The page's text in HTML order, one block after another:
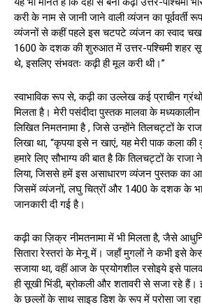
करी के नाम से जानी जाने वाली व्यंजन का पूर्ववर्ती
व्यंजनों से कहीं पहले इस चटपटे व्यंजन का स्वाद
1600 के दशक की शुरुआत में उत्तर-पश्चिमी शहर
थे, इसलिए संभवतः कढ़ी ही मूल करी थी।”
स्वाभाविक रूप से, कढ़ी का उल्लेख कई प्राचीन
मिलता है। मेरी पसंदीदा पुस्तक मालवा के मध्यकालीन
लिखित निमतनामा है , जिसे उन्होंने तिलचट्टों के
लिखा था, “कृपया इसे न खाएं, यह मेरी पाक कला की
हमारे लिए सौभाग्य की बात है कि तिलचट्टों के राजा
लिया, जिससे हमें इस असाधारण व्यंजन पुस्तक का
जिसमें व्यंजनों, लघु चित्रों और 1400 के दशक के
जानकारी दी गई है।
कढ़ी का ज़िक्र नीमतनामा में भी मिलता है, जैसे
सितारा रेस्तरां के मेनू में। जहाँ मुगलों ने कभी इसे
सजाया था, वहीं आज के प्रयोगशील रसोइये इसे
ही सूखी भिंडी, ब्रोकली और शतावरी से सजा रहे
के छल्लों के साथ साइड डिश के रूप में परोसा जा